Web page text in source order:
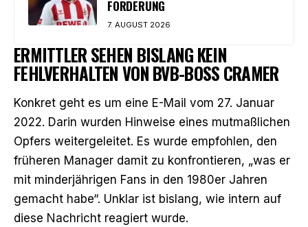
FORDERUNG
7. AUGUST 2026
ERMITTLER SEHEN BISLANG KEIN
FEHLVERHALTEN VON BVB-BOSS CRAMER
Konkret geht es um eine E-Mail vom 27. Januar
2022. Darin wurden Hinweise eines mutmaßlichen
Opfers weitergeleitet. Es wurde empfohlen, den
früheren Manager damit zu konfrontieren, „was er
mit minderjährigen Fans in den 1980er Jahren
gemacht habe“. Unklar ist bislang, wie intern auf
diese Nachricht reagiert wurde.